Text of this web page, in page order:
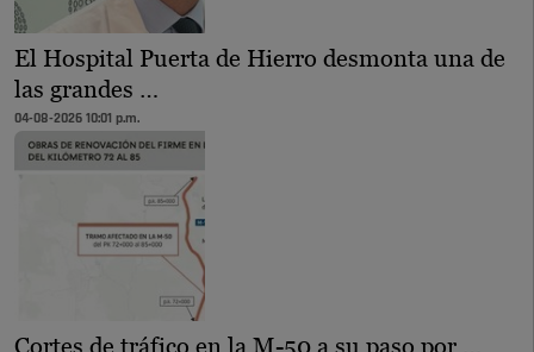
El Hospital Puerta de Hierro desmonta una de
las grandes …
04-08-2026 10:01 p.m.